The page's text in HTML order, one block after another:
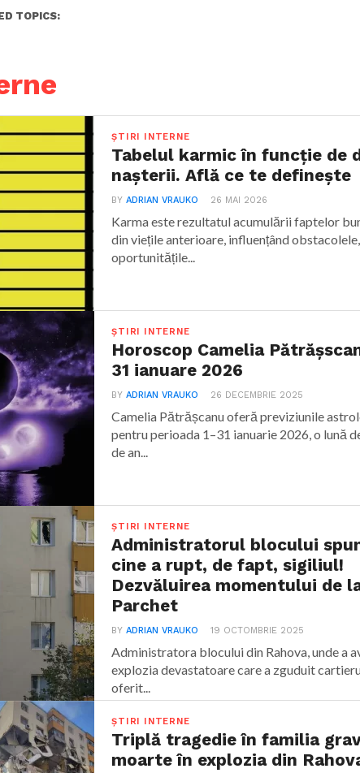
TOPICS:
ȘTIRI INTERNE
Tabelul karmic în funcție de
nașterii. Află ce te definește
BYADRIAN VRAUKO 26 MAI 2026
Karma este rezultatul acumulării faptelor
din viețile anterioare, influențând
oportunitățile...
ȘTIRI INTERNE
Horoscop Camelia
31 ianuare 2026
BYADRIAN VRAUKO 26 DECEMBRIE 2025
Camelia Pătrășcanu oferă previziunile
pentru perioada 1–31 ianuarie 2026, o lună
de an...
ȘTIRI INTERNE
Administratorul blocului
cine a rupt, de fapt, sigiliul!
Dezvăluirea momentului de
Parchet
BYADRIAN VRAUKO 19 OCTOMBRIE 2025
Administratora blocului din Rahova, unde a
explozia devastatoare care a zguduit
oferit...
ȘTIRI INTERNE
Triplă tragedie în familia
moarte în explozia din